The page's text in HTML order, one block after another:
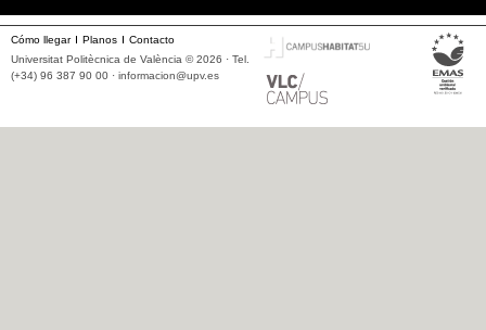
Cómo llegar Planos
Contacto
Universitat Politècnica de València © 2026 · Tel.
(+34) 96 387 90 00 · informacion@upv.es